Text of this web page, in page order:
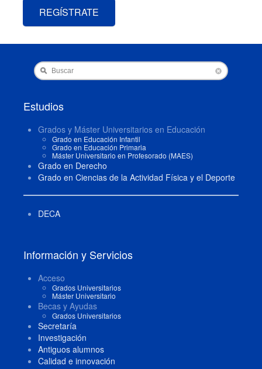
REGÍSTRATE
Buscar
Estudios
Grados y Máster Universitarios en Educación
Grado en Educación Infantil
Grado en Educación Primaria
Máster Universitario en Profesorado (MAES)
Grado en Derecho
Grado en Ciencias de la Actividad Física y el Deporte
DECA
Información y Servicios
Acceso
Grados Universitarios
Máster Universitario
Becas y Ayudas
Grados Universitarios
Secretaría
Investigación
Antiguos alumnos
Calidad e innovación